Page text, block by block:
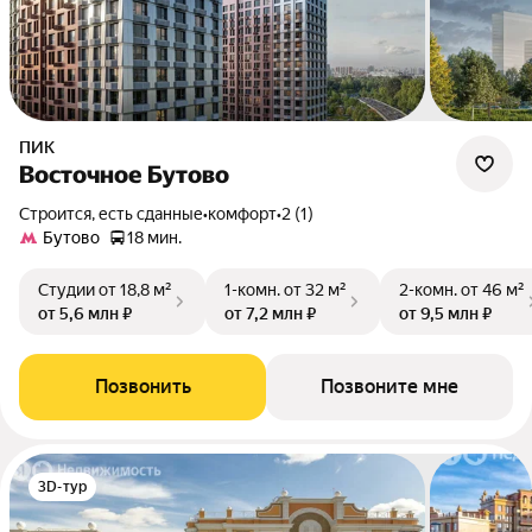
ПИК
Восточное Бутово
Строится, есть сданные•комфорт•2 (1)
Бутово
18 мин.
Студииот 18,8 м²
от 5,6 млн ₽
1-комн.от 32 м²
от 7,2 млн ₽
2-комн.от 46 м²
от 9,5 млн ₽
Позвонить Позвоните мне
3D-тур